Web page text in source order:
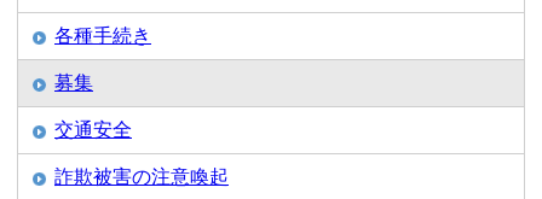
各種手続き
募集
交通安全
詐欺被害の注意喚起